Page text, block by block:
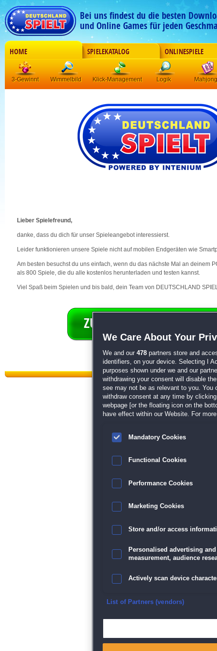
Bei uns findest du die besten
und Online Games für jeden
HOME SPIELEKATALOG ONLINESPIELE
3-Gewinnt Wimmelbild Klick-Management Logik Mahjong
Lieber Spielefreund,
danke, dass du dich für unser Spieleangebot interessierst.
Leider funktionieren unsere Spiele nicht auf mobilen Endgeräten wie
Am besten besuchst du uns einfach, wenn du das nächste Mal an deinem
als 800 Spiele, die du alle kostenlos herunterladen und testen kannst.
Viel Spaß beim Spielen und bis bald, dein Team von DEUTSCHLAND
Datenschutz| AGB|Impressum
We Care About Your
We and our 478 partners store and
identifiers, on your device. Selecting I
purposes shown under we and our
withdrawing your consent will disable
see may not be as relevant to you. You
withdraw consent at any time by
webpage [or the floating icon on the
have effect within our Website. For
Mandatory Cookies
Functional Cookies
Performance Cookies
Marketing Cookies
Store and/or access
Personalised advertising
measurement, audience
Actively scan device
Ensure security, prevent
List of Partners (vendors)